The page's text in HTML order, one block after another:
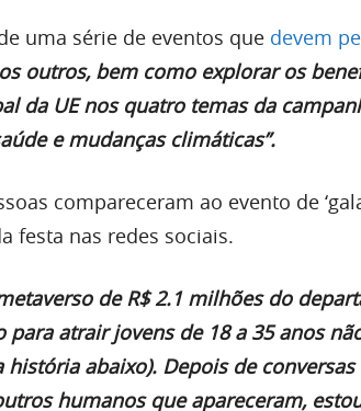
uma série de eventos que devem
outros, bem como explorar os
da UE nos quatro temas da
e mudanças climáticas”.
compareceram ao evento de
festa nas redes sociais.
de R$ 2.1 milhões do
para atrair jovens de 18 a 35 anos
abaixo). Depois de
humanos que apareceram,